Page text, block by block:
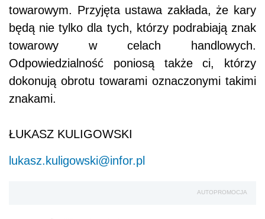
towarowym. Przyjęta ustawa zakłada, że kary
będą nie tylko dla tych, którzy podrabiają znak
towarowy w celach handlowych.
Odpowiedzialność poniosą także ci, którzy
dokonują obrotu towarami oznaczonymi takimi
znakami.
ŁUKASZ KULIGOWSKI
lukasz.kuligowski@infor.pl
AUTOPROMOCJA